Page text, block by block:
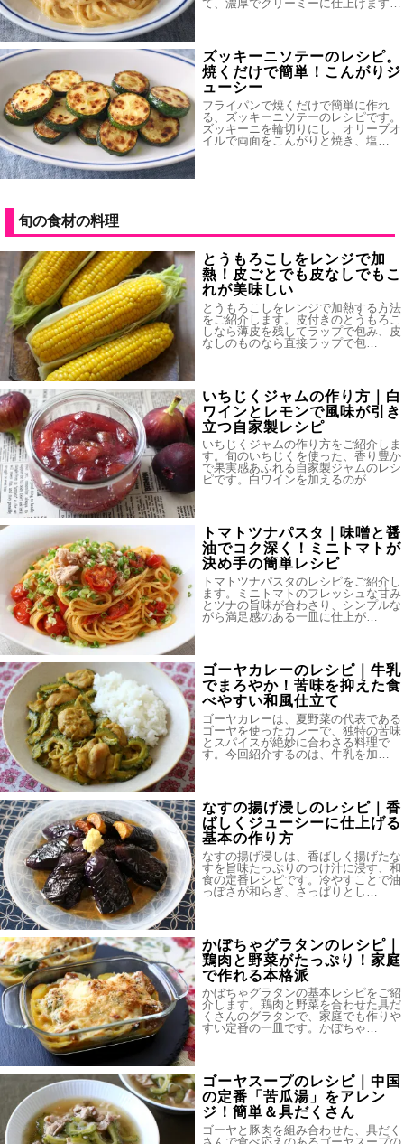
て、濃厚でクリーミーに仕上げます…
ズッキーニソテーのレシピ。
焼くだけで簡単！こんがりジ
ューシー
フライパンで焼くだけで簡単に作れ
る、ズッキーニソテーのレシピです。
ズッキーニを輪切りにし、オリーブオ
イルで両面をこんがりと焼き、塩…
旬の食材の料理
とうもろこしをレンジで加
熱！皮ごとでも皮なしでもこ
れが美味しい
とうもろこしをレンジで加熱する方法
をご紹介します。皮付きのとうもろこ
しなら薄皮を残してラップで包み、皮
なしのものなら直接ラップで包…
いちじくジャムの作り方｜白
ワインとレモンで風味が引き
立つ自家製レシピ
いちじくジャムの作り方をご紹介しま
す。旬のいちじくを使った、香り豊か
で果実感あふれる自家製ジャムのレシ
ピです。白ワインを加えるのが…
トマトツナパスタ｜味噌と醤
油でコク深く！ミニトマトが
決め手の簡単レシピ
トマトツナパスタのレシピをご紹介し
ます。ミニトマトのフレッシュな甘み
とツナの旨味が合わさり、シンプルな
がら満足感のある一皿に仕上が…
ゴーヤカレーのレシピ｜牛乳
でまろやか！苦味を抑えた食
べやすい和風仕立て
ゴーヤカレーは、夏野菜の代表である
ゴーヤを使ったカレーで、独特の苦味
とスパイスが絶妙に合わさる料理で
す。今回紹介するのは、牛乳を加…
なすの揚げ浸しのレシピ｜香
ばしくジューシーに仕上げる
基本の作り方
なすの揚げ浸しは、香ばしく揚げたな
すを旨味たっぷりのつけ汁に浸す、和
食の定番レシピです。冷やすことで油
っぽさが和らぎ、さっぱりとし…
かぼちゃグラタンのレシピ｜
鶏肉と野菜がたっぷり！家庭
で作れる本格派
かぼちゃグラタンの基本レシピをご紹
介します。鶏肉と野菜を合わせた具だ
くさんのグラタンで、家庭でも作りや
すい定番の一皿です。かぼちゃ…
ゴーヤスープのレシピ｜中国
の定番「苦瓜湯」をアレン
ジ！簡単＆具だくさん
ゴーヤと豚肉を組み合わせた、具だく